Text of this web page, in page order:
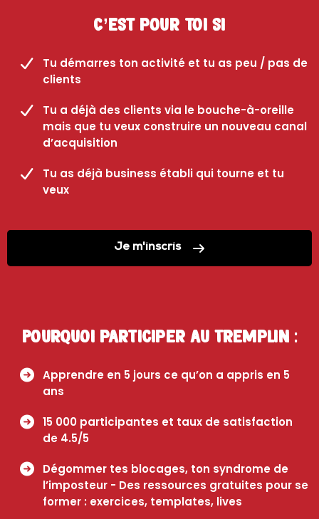
C’est pour toi si
Tu démarres ton activité et tu as peu / pas de
clients
Tu a déjà des clients via le bouche-à-oreille
mais que tu veux construire un nouveau canal
d’acquisition
Tu as déjà business établi qui tourne et tu
veux
Je m'inscris
Pourquoi participer au Tremplin :
Apprendre en 5 jours ce qu’on a appris en 5
ans
15 000 participantes et taux de satisfaction
de 4.5/5
Dégommer tes blocages, ton syndrome de
l’imposteur - Des ressources gratuites pour se
former : exercices, templates, lives